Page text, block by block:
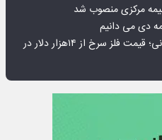
مرکزی منصوب شد
دی می دانیم
تداوم صعود مس در بازارهای جهانی؛ قیمت فلز سرخ از ۱۴هزار دلار در